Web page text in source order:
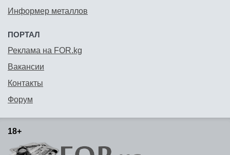
Информер металлов
ПОРТАЛ
Реклама на FOR.kg
Вакансии
Контакты
Форум
18+